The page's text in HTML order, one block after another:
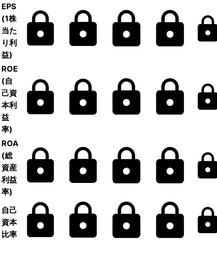
EPS
(1株
当た
り利
益)
ROE
(自
己資
本利
益
率)
ROA
(総
資産
利益
率)
自己
資本
比率